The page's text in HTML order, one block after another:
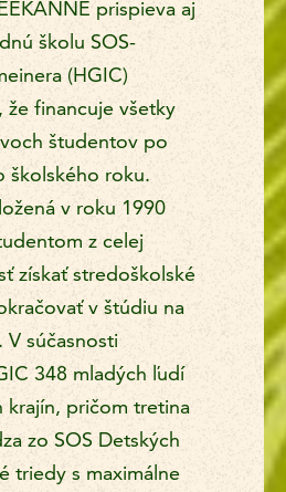
prispieva aj
školu SOS-
(HGIC)
že financuje všetky
študentov po
školského roku.
v roku 1990
z celej
získať stredoškolské
v štúdiu na
súčasnosti
348 mladých ľudí
krajín, pričom tretina
zo SOS Detských
triedy s maximálne